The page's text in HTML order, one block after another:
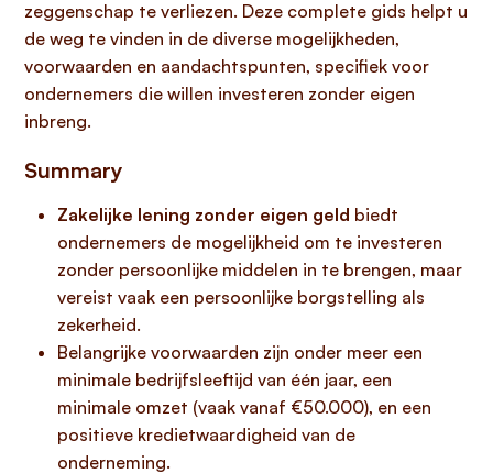
zeggenschap te verliezen. Deze complete gids helpt u
de weg te vinden in de diverse mogelijkheden,
voorwaarden en aandachtspunten, specifiek voor
ondernemers die willen investeren zonder eigen
inbreng.
Summary
Zakelijke lening zonder eigen geld biedt
ondernemers de mogelijkheid om te investeren
zonder persoonlijke middelen in te brengen, maar
vereist vaak een persoonlijke borgstelling als
zekerheid.
Belangrijke voorwaarden zijn onder meer een
minimale bedrijfsleeftijd van één jaar, een
minimale omzet (vaak vanaf €50.000), en een
positieve kredietwaardigheid van de
onderneming.